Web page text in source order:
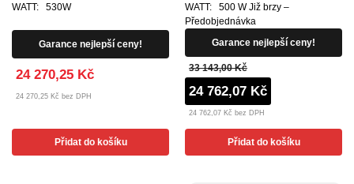
WATT: 530W
Garance nejlepší ceny!
24 270,25 Kč
24 270,25 Kč bez DPH
Přidat do košíku
WATT: 500 W Již brzy –
Předobjednávka
Garance nejlepší ceny!
33 143,00 Kč
24 762,07 Kč
24 762,07 Kč bez DPH
Přidat do košíku